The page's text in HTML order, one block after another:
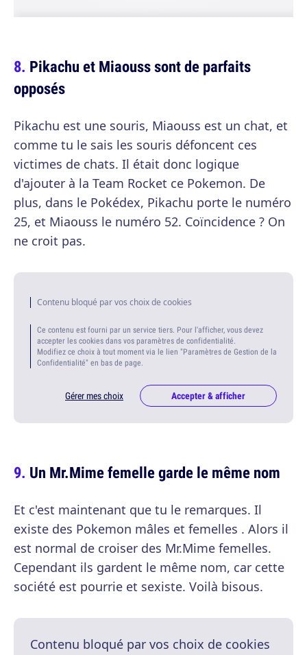
Pikachu et Miaouss sont de parfaits
opposés
Pikachu est une souris, Miaouss est un chat, et
comme tu le sais les souris défoncent ces
victimes de chats. Il était donc logique
d'ajouter à la Team Rocket ce Pokemon. De
plus, dans le Pokédex, Pikachu porte le numéro
25, et Miaouss le numéro 52. Coïncidence ? On
ne croit pas.
Contenu bloqué par vos choix de cookies
Ce contenu est fourni par un service tiers. Pour l'afficher, vous devez
accepter les cookies dans vos paramètres de confidentialité.
Modifiez ce choix à tout moment via le lien "Paramètres de Gestion de la
Confidentialité" en bas de page.
Gérer mes choix Accepter & afficher
Un Mr.Mime femelle garde le même nom
Et c'est maintenant que tu le remarques. Il
existe des Pokemon mâles et femelles . Alors il
est normal de croiser des Mr.Mime femelles.
Cependant ils gardent le même nom, car cette
société est pourrie et sexiste. Voilà bisous.
Contenu bloqué par vos choix de cookies